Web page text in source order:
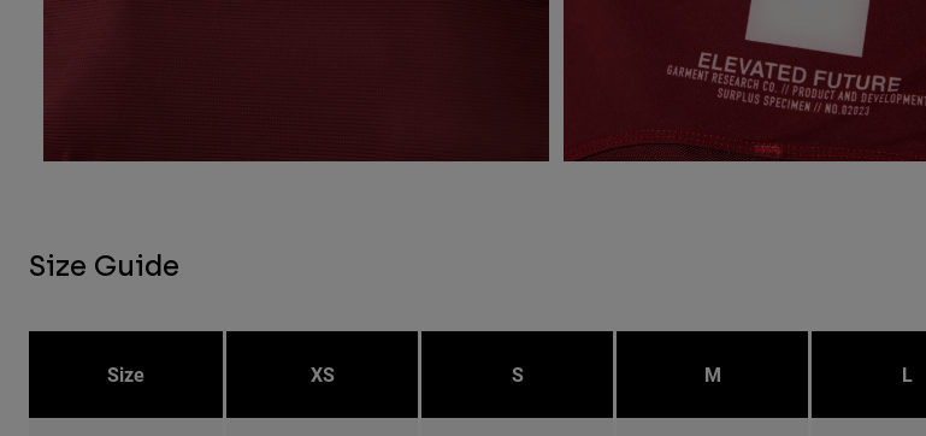
Size Guide
Size XS S M L